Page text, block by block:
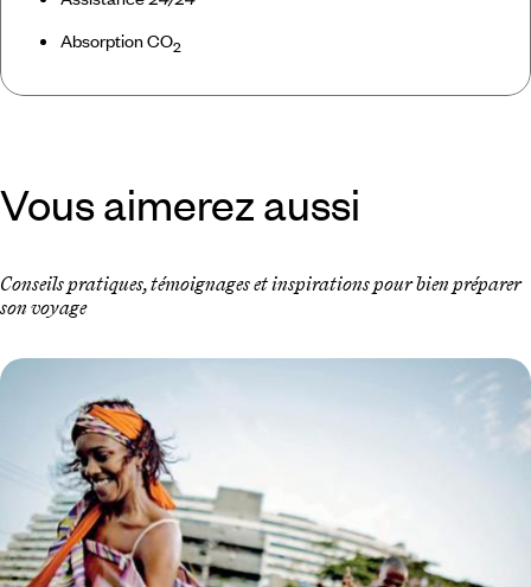
Absorption CO2
Vous aimerez aussi
Conseils pratiques, témoignages et inspirations pour bien préparer
son voyage